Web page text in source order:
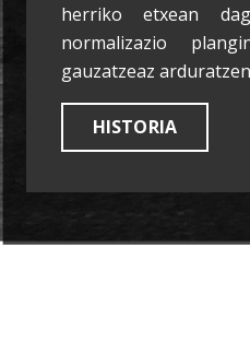
herriko etxean
normalizazio
gauzatzeaz
HISTORIA